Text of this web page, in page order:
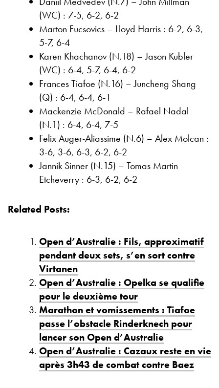
(WC) : 7-5, 6-2, 6-2
Marton Fucsovics – Lloyd Harris : 6-2, 6-3,
5-7, 6-4
Karen Khachanov (N.18) – Jason Kubler
(WC) : 6-4, 5-7, 6-4, 6-2
Frances Tiafoe (N.16) – Juncheng Shang
(Q) : 6-4, 6-4, 6-1
Mackenzie McDonald – Rafael Nadal
(N.1) : 6-4, 6-4, 7-5
Felix Auger-Aliassime (N.6) – Alex Molcan :
3-6, 3-6, 6-3, 6-2, 6-2
Jannik Sinner (N.15) – Tomas Martin
Etcheverry : 6-3, 6-2, 6-2
Related Posts:
Open d’Australie : Fils, approximatif
pendant deux sets, s’en sort contre
Virtanen
Open d’Australie : Opelka se qualifie
pour le deuxième tour
Marathon et vomissements : Tiafoe
passe l’obstacle Rinderknech pour
lancer son Open d’Australie
Open d’Australie : Cazaux reste en vie
après 3h43 de combat contre Baez